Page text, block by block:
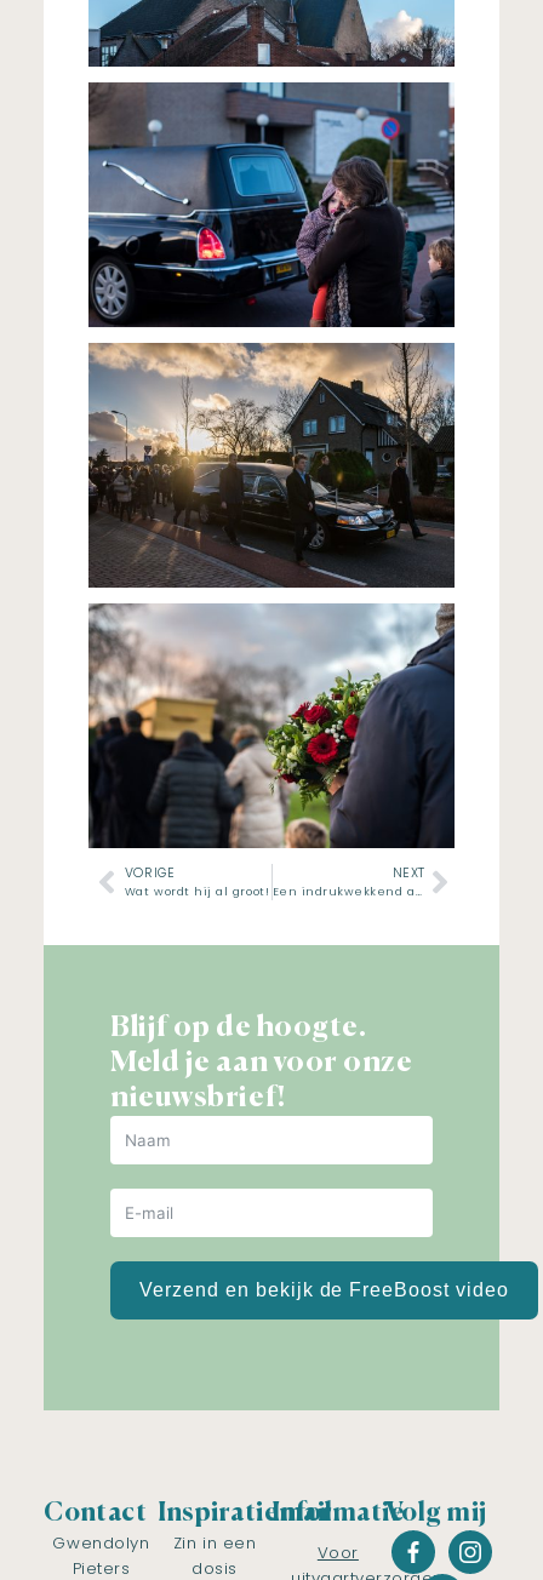
VORIGE
Wat wordt hij al groot!
NEXT
Een indrukwekkend afscheid
Blijf op de hoogte.
Meld je aan voor onze
nieuwsbrief!
Verzend en bekijk de FreeBoost video
Contact
Gwendolyn
Pieters
Inspiratiemail
Zin in een
dosis
Informatie
Voor
Volg mij